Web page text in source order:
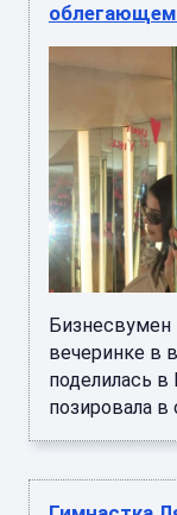
облегающем
Бизнесвумен
вечеринке в
поделилась
позировала